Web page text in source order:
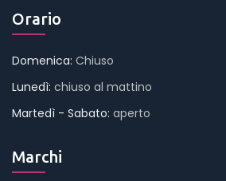
Orario
Domenica: Chiuso
Lunedì: chiuso al mattino
Martedì - Sabato: aperto
Marchi